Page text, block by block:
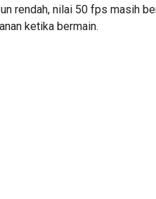
rendah, nilai 50 fps masih
ketika bermain.